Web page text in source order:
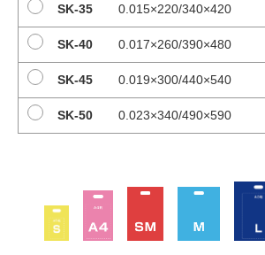
SK-35 0.015×220/340×420
SK-40 0.017×260/390×480
SK-45 0.019×300/440×540
SK-50 0.023×340/490×590